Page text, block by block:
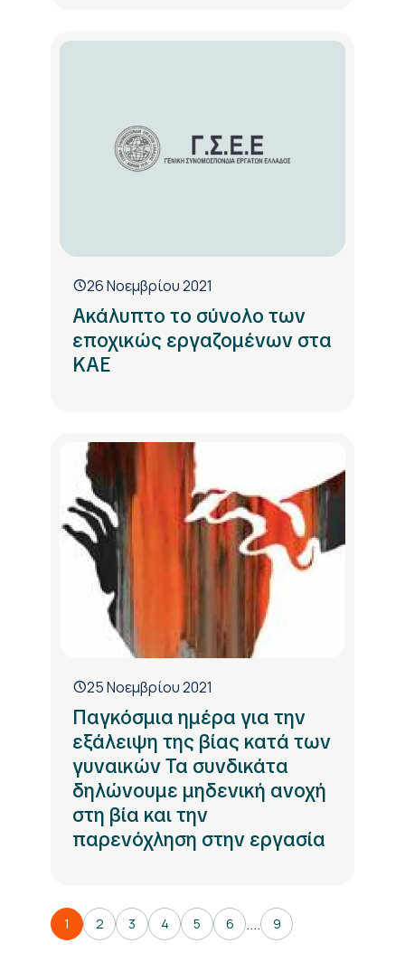
26 Νοεμβρίου 2021
Ακάλυπτο το σύνολο των
εποχικώς εργαζομένων στα
ΚΑΕ
25 Νοεμβρίου 2021
Παγκόσμια ημέρα για την
εξάλειψη της βίας κατά των
γυναικών Τα συνδικάτα
δηλώνουμε μηδενική ανοχή
στη βία και την
παρενόχληση στην εργασία
1 2 3 4 5 6 .... 9